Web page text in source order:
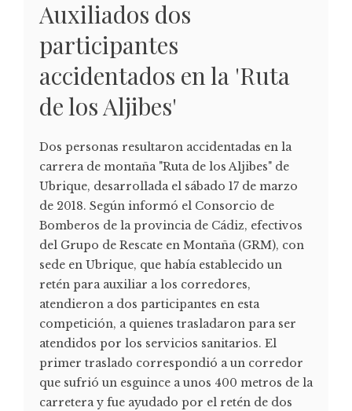
Auxiliados dos
participantes
accidentados en la 'Ruta
de los Aljibes'
Dos personas resultaron accidentadas en la
carrera de montaña "Ruta de los Aljibes" de
Ubrique, desarrollada el sábado 17 de marzo
de 2018. Según informó el Consorcio de
Bomberos de la provincia de Cádiz, efectivos
del Grupo de Rescate en Montaña (GRM), con
sede en Ubrique, que había establecido un
retén para auxiliar a los corredores,
atendieron a dos participantes en esta
competición, a quienes trasladaron para ser
atendidos por los servicios sanitarios. El
primer traslado correspondió a un corredor
que sufrió un esguince a unos 400 metros de la
carretera y fue ayudado por el retén de dos